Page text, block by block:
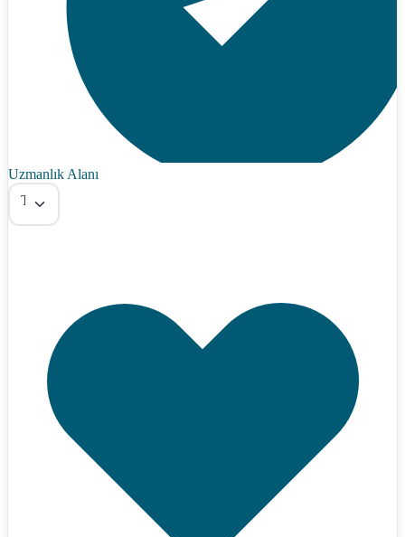
Uzmanlık Alanı
Tümü